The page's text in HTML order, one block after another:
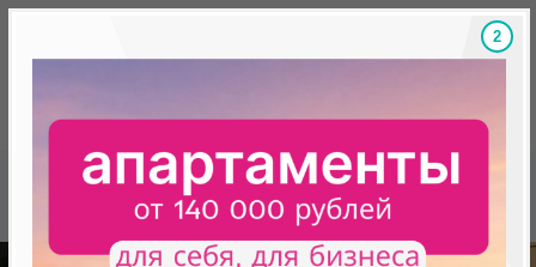
Скидки на новостройки, бонусы Готовые
1